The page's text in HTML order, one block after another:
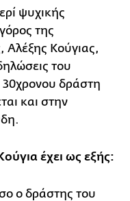
ψυχικής
της
Αλέξης Κούγιας,
του
δράστη
και στην
έχει ως εξής:
ο δράστης του